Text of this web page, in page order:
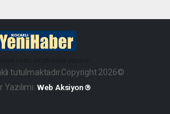
tutulmaktadır.Copyright 2026©
Yazılımı: Web Aksiyon ®